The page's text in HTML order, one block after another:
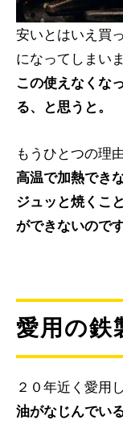
安いとはいえ買
になってしまいま
この使えなくな
る、と思うと。
もうひとつの理
高温で加熱でき
ジュッと焼くこ
ができないのです
愛用の鉄
２０年近く愛用
油がなじんでい